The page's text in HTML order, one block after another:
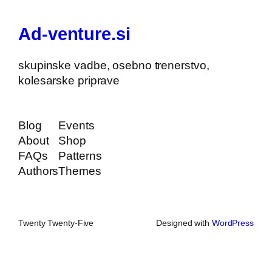
Ad-venture.si
skupinske vadbe, osebno trenerstvo,
kolesarske priprave
Blog
About
FAQs
Authors
Events
Shop
Patterns
Themes
Twenty Twenty-Five Designed with WordPress